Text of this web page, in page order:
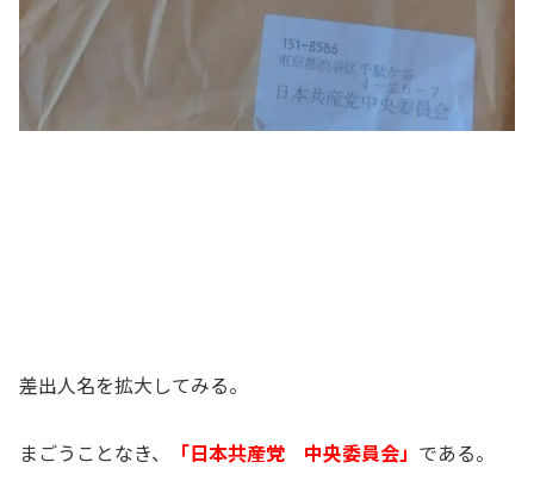
差出人名を拡大してみる。
まごうことなき、 「日本共産党 中央委員会」 である。